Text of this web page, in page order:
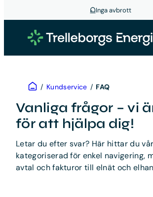
Inga avbrott
Hem/ Kundservice / FAQ
Vanliga frågor – vi
för att hjälpa dig!
Letar du efter svar? Här hittar du vår
kategoriserad för enkel navigering,
avtal och fakturor till elnät och